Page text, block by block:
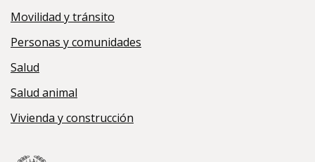
Movilidad y tránsito
Personas y comunidades
Salud
Salud animal
Vivienda y construcción